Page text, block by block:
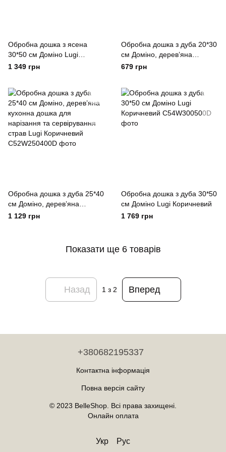
Обробна дошка з ясена
30*50 см Доміно Lugi
Коричневий
1 349 грн
Обробна дошка з дуба 20*30
см Доміно, дерев’яна
кухонна дошка для
679 грн
Обробна дошка з дуба 25*40
см Доміно, дерев’яна
кухонна дошка для
1 129 грн
Обробна дошка з дуба 30*50
см Доміно Lugi Коричневий
1 769 грн
Показати ще 6 товарів
Назад 1 з 2 Вперед
+380682195337
Контактна інформація
Повна версія сайту
© 2023 BelleShop. Всі права захищені.
Онлайн оплата
Укр Рус